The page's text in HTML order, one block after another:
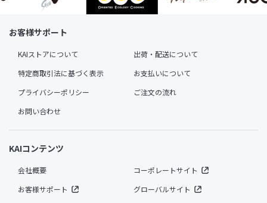
お客様サポート
KAIストアについて
出荷・配送について
特定商取引法に基づく表示
お支払いについて
プライバシーポリシー
ご注文の流れ
お問い合わせ
KAIコンテンツ
会社概要
コーポレートサイト
お客様サポート
グローバルサイト